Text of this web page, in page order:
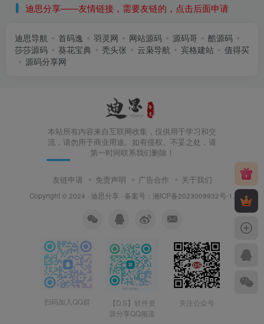
迪思分享——友情链接，需要友链的，点击后面申请
迪思导航 首码逸 羽灵网 网站源码 源码哥
酷源码
莎莎源码
葵花宝典 秃头张 云枭导航 宾格建站
值得买
源码分享网
本站所有内容来自互联网收集，仅供用于学习和交
流，请勿用于商业用途。如有侵权、不妥之处，请
第一时间联系我们删除！
友链申请 免责声明 广告合作 关于我们
Copyright © 2024 · 迪思分享 · 备案号： 湘ICP备2023009932号-1
扫码加入QQ群
【D.S】软件资
源分享QQ频道
关注公众号